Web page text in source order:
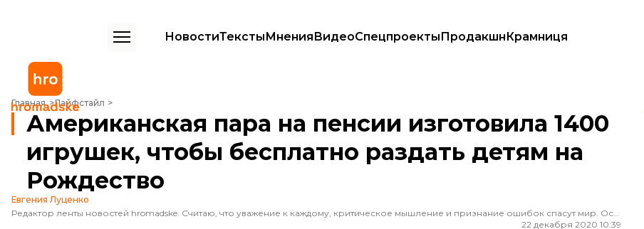
НовостиТекстыМненияВидеоСпецпроектыПродакшнКрамниця
Главная Лайфстайл
Американская пара на пенсии изготовила 1400 игрушек, чтобы бесплатно раздать детям на Рождество
Американская пара на пенсии изготовила 1400
игрушек, чтобы бесплатно раздать детям на
Рождество
Евгения Луценко
Редактор ленты новостей hromadske. Считаю, что уважение к каждому, критическое мышление и признание ошибок спасут мир. Особенно люблю новости о науке и космос
22 декабря 2020 10:39